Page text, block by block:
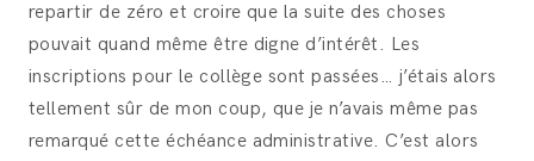
repartir de zéro et croire que la suite des choses
pouvait quand même être digne d’intérêt. Les
inscriptions pour le collège sont passées… j’étais alors
tellement sûr de mon coup, que je n’avais même pas
remarqué cette échéance administrative. C’est alors